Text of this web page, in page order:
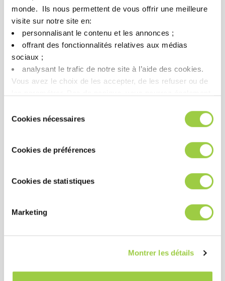
monde. ​ Ils nous permettent de vous offrir une meilleure
visite sur notre site en:​
personnalisant le contenu et les annonces ;​
offrant des fonctionnalités relatives aux médias
sociaux ; ​
analysant le trafic de notre site à l’aide des cookies.​
Vous avez le choix de les accepter, de les refuser ou de
cookies.​ ​ ​
duCookies nécessaires
Cookies de préférences
Cookies de statistiques
Marketing
Montrer les détails
表现
对有机和矿物残留物具有出色的溶解性
与 PCB 上使用的材料具有出色的兼容性
完美清洁，即使在狭小空间和低间距组件下也是如此
敏感合金和焊接表面有出色的效果
无水工艺 – 降低腐蚀风险
快速过程可以提高生产能力
无需用水，无需废水处理
无臭氧消耗潜能值 (ODP) 和全球变暖潜能值 (GWP)
高闪点 – 使用、储存和运输安全